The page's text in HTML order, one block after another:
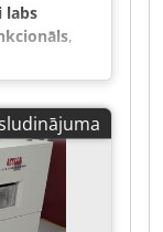
labs
,
jauda
diametrs:
125
ātruma
no
acu